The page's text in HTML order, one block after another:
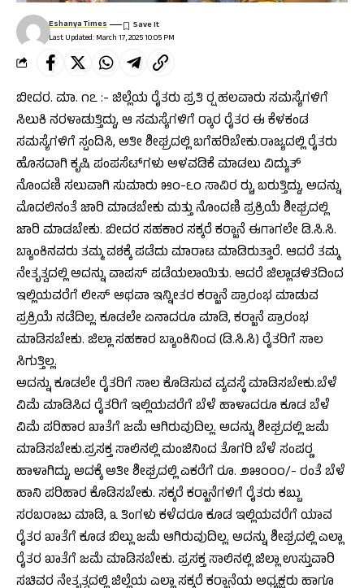
Last Updated: March 17, 2025 10:05 PM
Eshanya Times
ಬೀದರ. ಮಾ. ೧೭ :- ಜಿಲ್ಲೆಯ ರೈತರು ಪ್ರತಿ ರ‍್ಷ ಹಲವಾರು ಸಮಸ್ಯೆಗಳಿಗೆ
ಸಿಲುಕಿ ನರಳಾಡುತ್ತಿದ್ದು, ಆ ಸಮಸ್ಯೆಗಳಿಗೆ ರ‍್ಕಾರ ರೈತರ ಈ ಕೆಳಕಂಡ
ಸಮಸ್ಯೆಗಳಿಗೆ ಸ್ಪಂದಿಸಿ, ಅತೀ ಶೀಘ್ರದಲ್ಲಿ ಬಗೆಹರಿಬೇಕು.ರಾಜ್ಯದಲ್ಲಿ ರೈತರು
ಹೊಸದಾಗಿ ಕೃಷಿ ಪಂಪಸೆಟ್‌ಗಳು ಅಳವಡಿಕೆ ಮಾಡಲು ವಿದ್ಯುತ್
ನೊಂದಣಿ ಸಲುವಾಗಿ ಸುಮಾರು ೫೦-೬೦ ಸಾವಿರ ರ‍್ಚು ಬರುತ್ತಿದ್ದು, ಅದನ್ನು
ಮೊದಲಿನಂತೆ ಜಾರಿ ಮಾಡಬೇಕು ಮತ್ತು ನೊಂದಣಿ ಪ್ರಕ್ರಿಯೆ ಶೀಘ್ರದಲ್ಲಿ
ಜಾರಿ ಮಾಡಬೇಕು. ಬೀದರ ಸಹಕಾರ ಸಕ್ಕರೆ ಕರ‍್ಖಾನೆ ಈಗಾಗಲೇ ಡಿ.ಸಿ.ಸಿ.
ಬ್ಯಾಂಕಿನವರು ತಮ್ಮ ವಶಕ್ಕೆ ಪಡೆದು ಮಾರಾಟ ಮಾಡಿರುತ್ತಾರೆ. ಆದರೆ ತಮ್ಮ
ನೇತೃತ್ವದಲ್ಲಿ ಅದನ್ನು ವಾಪಸ್ ಪಡೆಯಲಾಯಿತು. ಆದರೆ ಜಿಲ್ಲಾಡಳಿತದಿಂದ
ಇಲ್ಲಿಯವರೆಗೆ ಲೀಸ್ ಅಥವಾ ಇನ್ನೀತರ ಕರ‍್ಖಾನೆ ಪ್ರಾರಂಭ ಮಾಡುವ
ಪ್ರಕ್ರಿಯೆ ನಡೆದಿಲ್ಲ. ಕೂಡಲೇ ಏನಾದರೂ ಮಾಡಿ, ಕರ‍್ಖಾನೆ ಪ್ರಾರಂಭ
ಮಾಡಿಸಬೇಕು. ಜಿಲ್ಲಾ ಸಹಕಾರ ಬ್ಯಾಂಕಿನಿoದ (ಡಿ.ಸಿ.ಸಿ) ರೈತರಿಗೆ ಸಾಲ
ಸಿಗುತ್ತಿಲ್ಲ.
ಅದನ್ನು ಕೂಡಲೇ ರೈತರಿಗೆ ಸಾಲ ಕೊಡಿಸುವ ವ್ಯವಸ್ಥೆ ಮಾಡಿಸಬೇಕು.ಬೆಳೆ
ವಿಮೆ ಮಾಡಿಸಿದ ರೈತರಿಗೆ ಇಲ್ಲಿಯವರೆಗೆ ಬೆಳೆ ಹಾಳಾದರೂ ಕೂಡ ಬೆಳೆ
ವಿಮೆ ಪರಿಹಾರ ಖಾತೆಗೆ ಜಮೆ ಆಗಿರುವುದಿಲ್ಲ. ಅದನ್ನು ಶೀಘ್ರದಲ್ಲಿ ಜಮೆ
ಮಾಡಿಸಬೇಕು.ಪ್ರಸಕ್ತ ಸಾಲಿನಲ್ಲಿ ಮಂಜಿನಿಂದ ತೊಗರಿ ಬೆಳೆ ಸಂಪರ‍್ಣ
ಹಾಳಾಗಿದ್ದು, ಅದಕ್ಕೆ ಅತೀ ಶೀಘ್ರದಲ್ಲಿ ಎಕರೆಗೆ ರೂ. ೨೫೦೦೦/- ರಂತೆ ಬೆಳೆ
ಹಾನಿ ಪರಿಹಾರ ಕೊಡಿಸಬೇಕು. ಸಕ್ಕರೆ ಕರ‍್ಖಾನೆಗಳಿಗೆ ರೈತರು ಕಬ್ಬು
ಸರಬರಾಜು ಮಾಡಿ, ೩ ತಿಂಗಳು ಕಳೆದರೂ ಕೂಡ ಇಲ್ಲಿಯವರೆಗೆ ಯಾವ
ರೈತರ ಖಾತೆಗೆ ಕೂಡ ಬಿಲ್ಲು ಜಮೆ ಆಗಿರುವುದಿಲ್ಲ. ಅದನ್ನು ಶೀಘ್ರದಲ್ಲಿ ಎಲ್ಲಾ
ರೈತರ ಖಾತೆಗೆ ಜಮೆ ಮಾಡಿಸಬೇಕು. ಪ್ರಸಕ್ತ ಸಾಲಿನಲ್ಲಿ ಜಿಲ್ಲಾ ಉಸ್ತುವಾರಿ
ಸಚಿವರ ನೇತೃತ್ವದಲ್ಲಿ ಜಿಲ್ಲೆಯ ಎಲ್ಲಾ ಸಕ್ಕರೆ ಕರ‍್ಖಾನೆಯ ಅಧ್ಯಕ್ಷರು ಹಾಗೂ